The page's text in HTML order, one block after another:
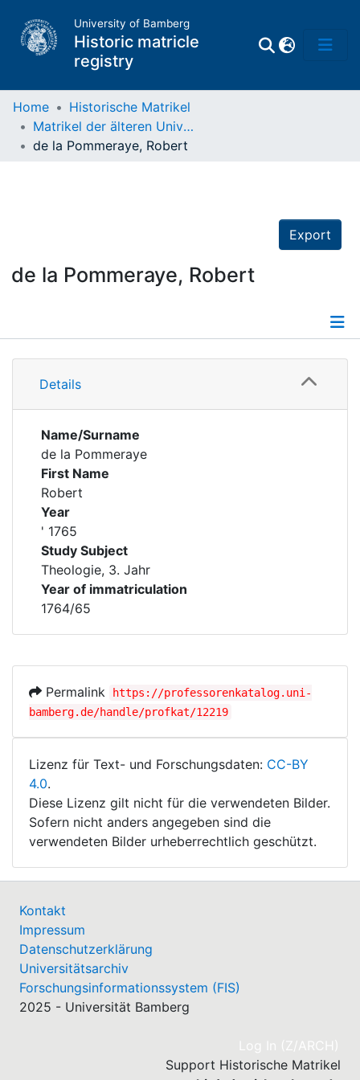
University of Bamberg
Historic matricle
registry
Matrikel
Home
Historische Matrikel
Matrikel der älteren Universität
de la Pommeraye, Robert
Export
de la Pommeraye, Robert
Details
Details
Name/Surname
de la Pommeraye
First Name
Robert
Year
' 1765
Study Subject
Theologie, 3. Jahr
Year of immatriculation
1764/65
Permalink
https://professorenkatalog.uni-
bamberg.de/handle/profkat/12219
Lizenz für Text- und Forschungsdaten: CC-BY
4.0.
Diese Lizenz gilt nicht für die verwendeten Bilder.
Sofern nicht anders angegeben sind die
verwendeten Bilder urheberrechtlich geschützt.
Kontakt
Impressum
Datenschutzerklärung
Universitätsarchiv
Forschungsinformationssystem (FIS)
2025 - Universität Bamberg
Log In (Z/ARCH)
Support Historische Matrikel